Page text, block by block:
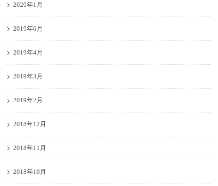
2020年1月
2019年6月
2019年4月
2019年3月
2019年2月
2018年12月
2018年11月
2018年10月